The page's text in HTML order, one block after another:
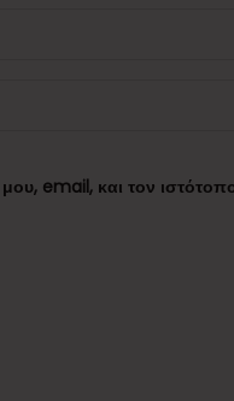
email, και τον